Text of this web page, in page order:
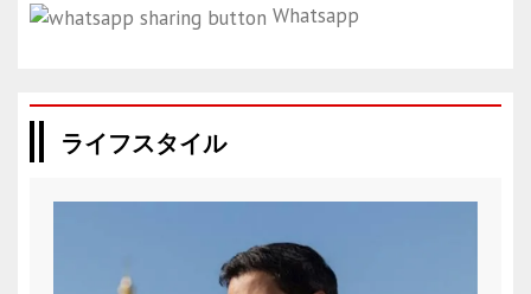
Whatsapp
ライフスタイル